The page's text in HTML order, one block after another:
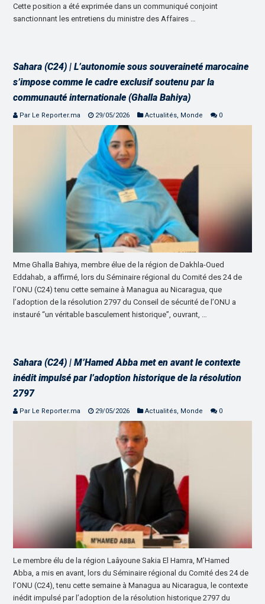
Cette position a été exprimée dans un communiqué conjoint
sanctionnant les entretiens du ministre des Affaires …
Sahara (C24) | L’autonomie sous souveraineté marocaine
s’impose comme le cadre exclusif soutenu par la
communauté internationale (Ghalla Bahiya)
Par Le Reporter.ma 29/05/2026 Actualités, Monde 0
Mme Ghalla Bahiya, membre élue de la région de Dakhla-Oued
Eddahab, a affirmé, lors du Séminaire régional du Comité des 24 de
l’ONU (C24) tenu cette semaine à Managua au Nicaragua, que
l’adoption de la résolution 2797 du Conseil de sécurité de l’ONU a
instauré “un véritable basculement historique”, ouvrant, …
Sahara (C24) | M’Hamed Abba met en avant le contexte
inédit impulsé par l’adoption historique de la résolution
2797
Par Le Reporter.ma 29/05/2026 Actualités, Monde 0
Le membre élu de la région Laâyoune Sakia El Hamra, M’Hamed
Abba, a mis en avant, lors du Séminaire régional du Comité des 24 de
l’ONU (C24), tenu cette semaine à Managua au Nicaragua, le contexte
inédit impulsé par l’adoption de la résolution historique 2797 du